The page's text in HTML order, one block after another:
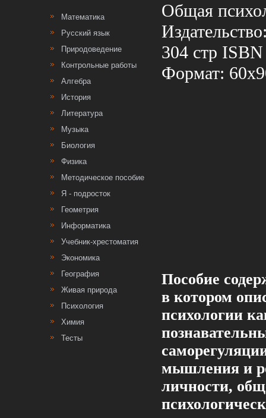
Математика
Русский язык
Природоведение
Контрольные работы
Алгебра
История
Литература
Музыка
Биология
Физика
Методическое пособие
Я - подросток
Геометрия
Информатика
Учебник-хрестоматия
Экономика
География
Живая природа
Психология
Химия
Тесты
Общая
304 стр
Формат:
Пособие
в котором
психологии
мышления и
личности,